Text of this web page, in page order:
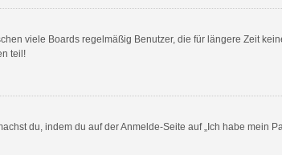
viele Boards regelmäßig Benutzer, die für längere Zeit
teil!
du, indem du auf der Anmelde-Seite auf „Ich habe mein